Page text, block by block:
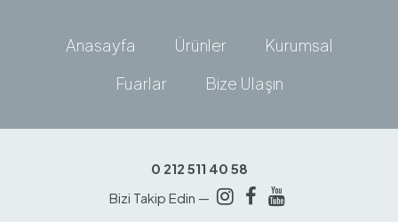
Anasayfa Ürünler
Kurumsal
Fuarlar
Bize Ulaşın
0 212 511 40 58
Bizi Takip Edin —